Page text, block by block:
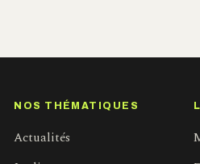
NOS THÉMATIQUES
Actualités